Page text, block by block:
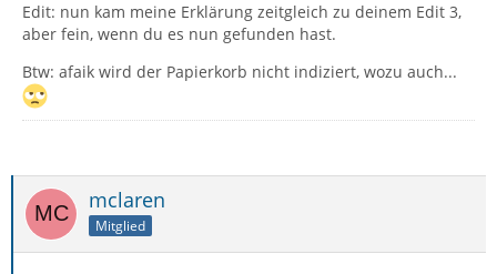
Edit: nun kam meine Erklärung zeitgleich zu deinem Edit 3,
aber fein, wenn du es nun gefunden hast.
Btw: afaik wird der Papierkorb nicht indiziert, wozu auch...
mclaren
Mitglied